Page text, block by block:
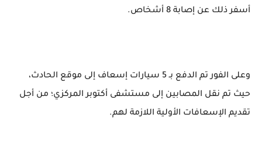
أسفر ذلك عن إصابة 8 أشخاص.
وعلى الفور تم الدفع بـ 5 سيارات إسعاف إلى موقع الحادث،
حيث تم نقل المصابين إلى مستشفى أكتوبر المركزي؛ من أجل
تقديم الإسعافات الأولية اللازمة لهم.